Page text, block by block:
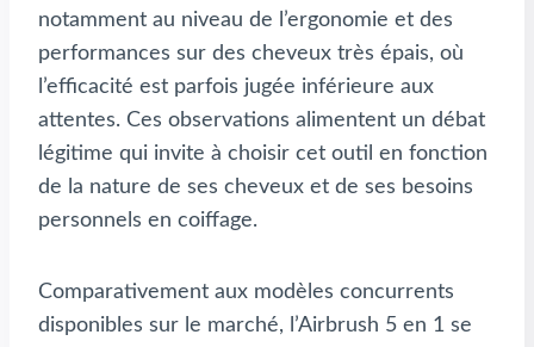
notamment au niveau de l’ergonomie et des
performances sur des cheveux très épais, où
l’efficacité est parfois jugée inférieure aux
attentes. Ces observations alimentent un débat
légitime qui invite à choisir cet outil en fonction
de la nature de ses cheveux et de ses besoins
personnels en coiffage.
Comparativement aux modèles concurrents
disponibles sur le marché, l’Airbrush 5 en 1 se